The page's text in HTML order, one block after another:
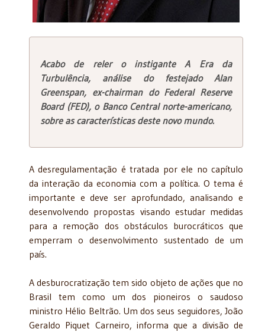
Acabo de reler o instigante A Era da
Turbulência, análise do festejado Alan
Greenspan, ex-chairman do Federal Reserve
Board (FED), o Banco Central norte-americano,
sobre as características deste novo mundo.
A desregulamentação é tratada por ele no capítulo
da interação da economia com a política. O tema é
importante e deve ser aprofundado, analisando e
desenvolvendo propostas visando estudar medidas
para a remoção dos obstáculos burocráticos que
emperram o desenvolvimento sustentado de um
país.
A desburocratização tem sido objeto de ações que no
Brasil tem como um dos pioneiros o saudoso
ministro Hélio Beltrão. Um dos seus seguidores, João
Geraldo Piquet Carneiro, informa que a divisão de